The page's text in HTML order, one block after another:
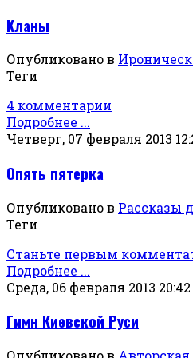
Кланы
Опубликовано в
Теги
4 комментарии
Подробнее ...
Четверг, 07 февраля 2013
Опять пятерка
Опубликовано в Рассказы
Теги
Станьте первым
Подробнее ...
Среда, 06 февраля 2013 20:42
Гимн Киевской Руси